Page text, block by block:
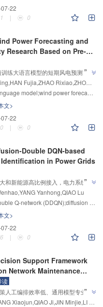
学习三类应用场景，分析了通信效
型性能等核心挑战，为"双碳"目标下
22
| 0
Power Forecasting and
Research Based on Pre-
Models
练大语言模型的短期风电预测方
法对模型预测结果进行系统归
型电力系统风电预测领域的研究进
大语言模型适应性瓶颈课题，验证
优越性，为解决精度与泛化性双
。
”
model;wind power forecasting;interpretability;deep learning
文>
22
| 0
Double DQN-based
in Power Grids
和新能源高比例接入，电力系统结
杂，使关键节点的准确辨识成为电
环节，研究团队提出基于改进扩散深
点辨识方法，通过构建7类属性的
扩散模型与多头注意力机制，为复
性评估提供了有效技术支撑。”
”
Yanhong,QIAO Lu
(DDQN);diffusion model;multi-head attention mechanism;critical node identification
文>
22
| 0
Support Framework
Network Maintenance
graph-based
Generation and
Models
读
人工编排效率低、通用模型专业知
生幻觉等问题，研究团队建立了融合
”